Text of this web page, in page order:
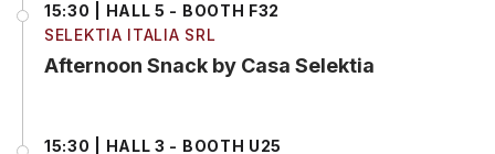
15:30 | HALL 5 - BOOTH F32
SELEKTIA ITALIA SRL
Afternoon Snack by Casa Selektia
15:30 | HALL 3 - BOOTH U25